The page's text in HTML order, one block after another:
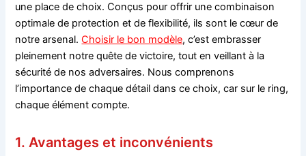
une place de choix. Conçus pour offrir une combinaison
optimale de protection et de flexibilité, ils sont le cœur de
notre arsenal.Choisir le bon modèle, c’est embrasser
pleinement notre quête de victoire, tout en veillant à la
sécurité de nos adversaires. Nous comprenons
l’importance de chaque détail dans ce choix, car sur le ring,
chaque élément compte.
1. Avantages et inconvénients